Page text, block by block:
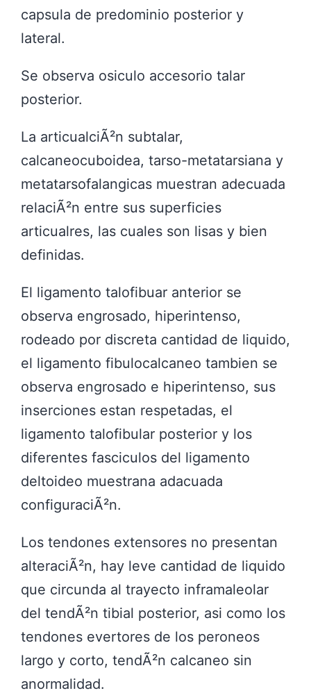
capsula de predominio posterior y
lateral.
Se observa osiculo accesorio talar
posterior.
La articualciÃ²n subtalar,
calcaneocuboidea, tarso-metatarsiana y
metatarsofalangicas muestran adecuada
relaciÃ²n entre sus superficies
articualres, las cuales son lisas y bien
definidas.
El ligamento talofibuar anterior se
observa engrosado, hiperintenso,
rodeado por discreta cantidad de liquido,
el ligamento fibulocalcaneo tambien se
observa engrosado e hiperintenso, sus
inserciones estan respetadas, el
ligamento talofibular posterior y los
diferentes fasciculos del ligamento
deltoideo muestrana adacuada
configuraciÃ²n.
Los tendones extensores no presentan
alteraciÃ²n, hay leve cantidad de liquido
que circunda al trayecto inframaleolar
del tendÃ²n tibial posterior, asi como los
tendones evertores de los peroneos
largo y corto, tendÃ²n calcaneo sin
anormalidad.